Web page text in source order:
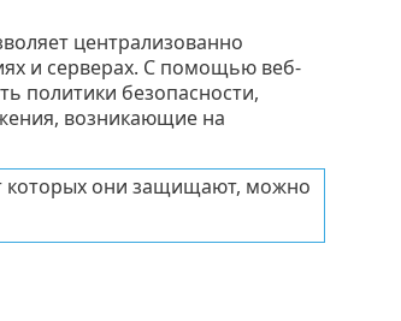
централизованно
и серверах. С помощью веб-
политики безопасности,
возникающие на
которых они защищают, можно